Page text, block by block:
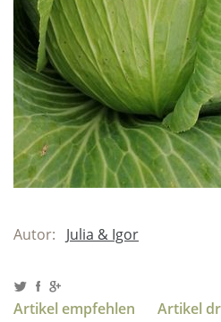
Autor: Julia & Igor
Artikel empfehlen Artikel